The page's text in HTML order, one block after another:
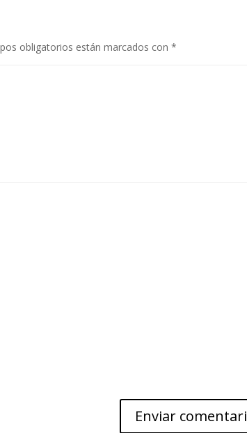
obligatorios están marcados con*